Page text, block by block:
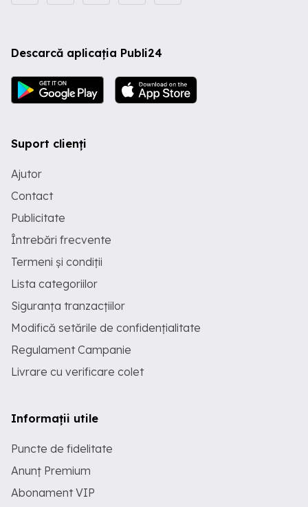
Descarcă aplicația Publi24
Suport clienți
Ajutor
Contact
Publicitate
Întrebări frecvente
Termeni și condiții
Lista categoriilor
Siguranța tranzacțiilor
Modifică setările de confidențialitate
Regulament Campanie
Livrare cu verificare colet
Informații utile
Puncte de fidelitate
Anunț Premium
Abonament VIP